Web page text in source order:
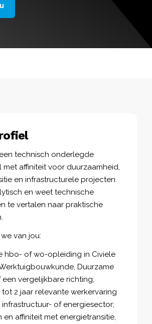
technisch onderlegde
met affiniteit voor duurzaamheid,
en infrastructurele projecten.
en weet technische
te vertalen naar praktische
van jou:
hbo- of wo-opleiding in Civiele
Duurzame
een vergelijkbare richting;
tot 2 jaar relevante werkervaring
of energiesector;
en affiniteit met energietransitie,